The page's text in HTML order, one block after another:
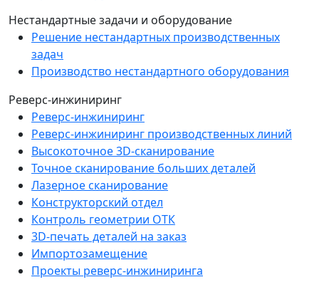
Нестандартные задачи и оборудование
Решение нестандартных производственных
задач
Производство нестандартного оборудования
Реверс-инжиниринг
Реверс-инжиниринг
Реверс-инжиниринг производственных линий
Высокоточное 3D-сканирование
Точное сканирование больших деталей
Лазерное сканирование
Конструкторский отдел
Контроль геометрии ОТК
3D-печать деталей на заказ
Импортозамещение
Проекты реверс-инжиниринга